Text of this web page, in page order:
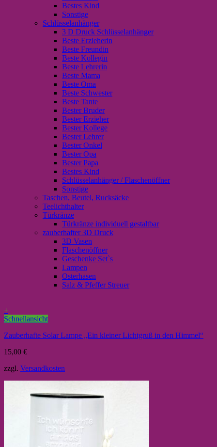
Bestes Kind
Sonstige
Schlüsselanhänger
3 D Druck Schlüsselanhänger
Beste Erzieherin
Beste Freundin
Beste Kollegin
Beste Lehrerin
Beste Mama
Beste Oma
Beste Schwester
Beste Tante
Bester Bruder
Bester Erzieher
Bester Kollege
Bester Lehrer
Bester Onkel
Bester Opa
Bester Papa
Bestes Kind
Schlüsselanhänger / Flaschenöffner
Sonstige
Taschen, Beutel, Rucksäcke
Teelichthalter
Türkränze
Türkränze individuell gestaltbar
zauberhafter 3D Druck
3D Vasen
Flaschenöffner
Geschenke Set`s
Lampen
Osterhasen
Salz & Pfeffer Streuer
+
Schnellansicht
Zauberhafte Solar Lampe „Ein kleiner Lichtgruß in den Himmel“
15,00 €
zzgl. Versandkosten